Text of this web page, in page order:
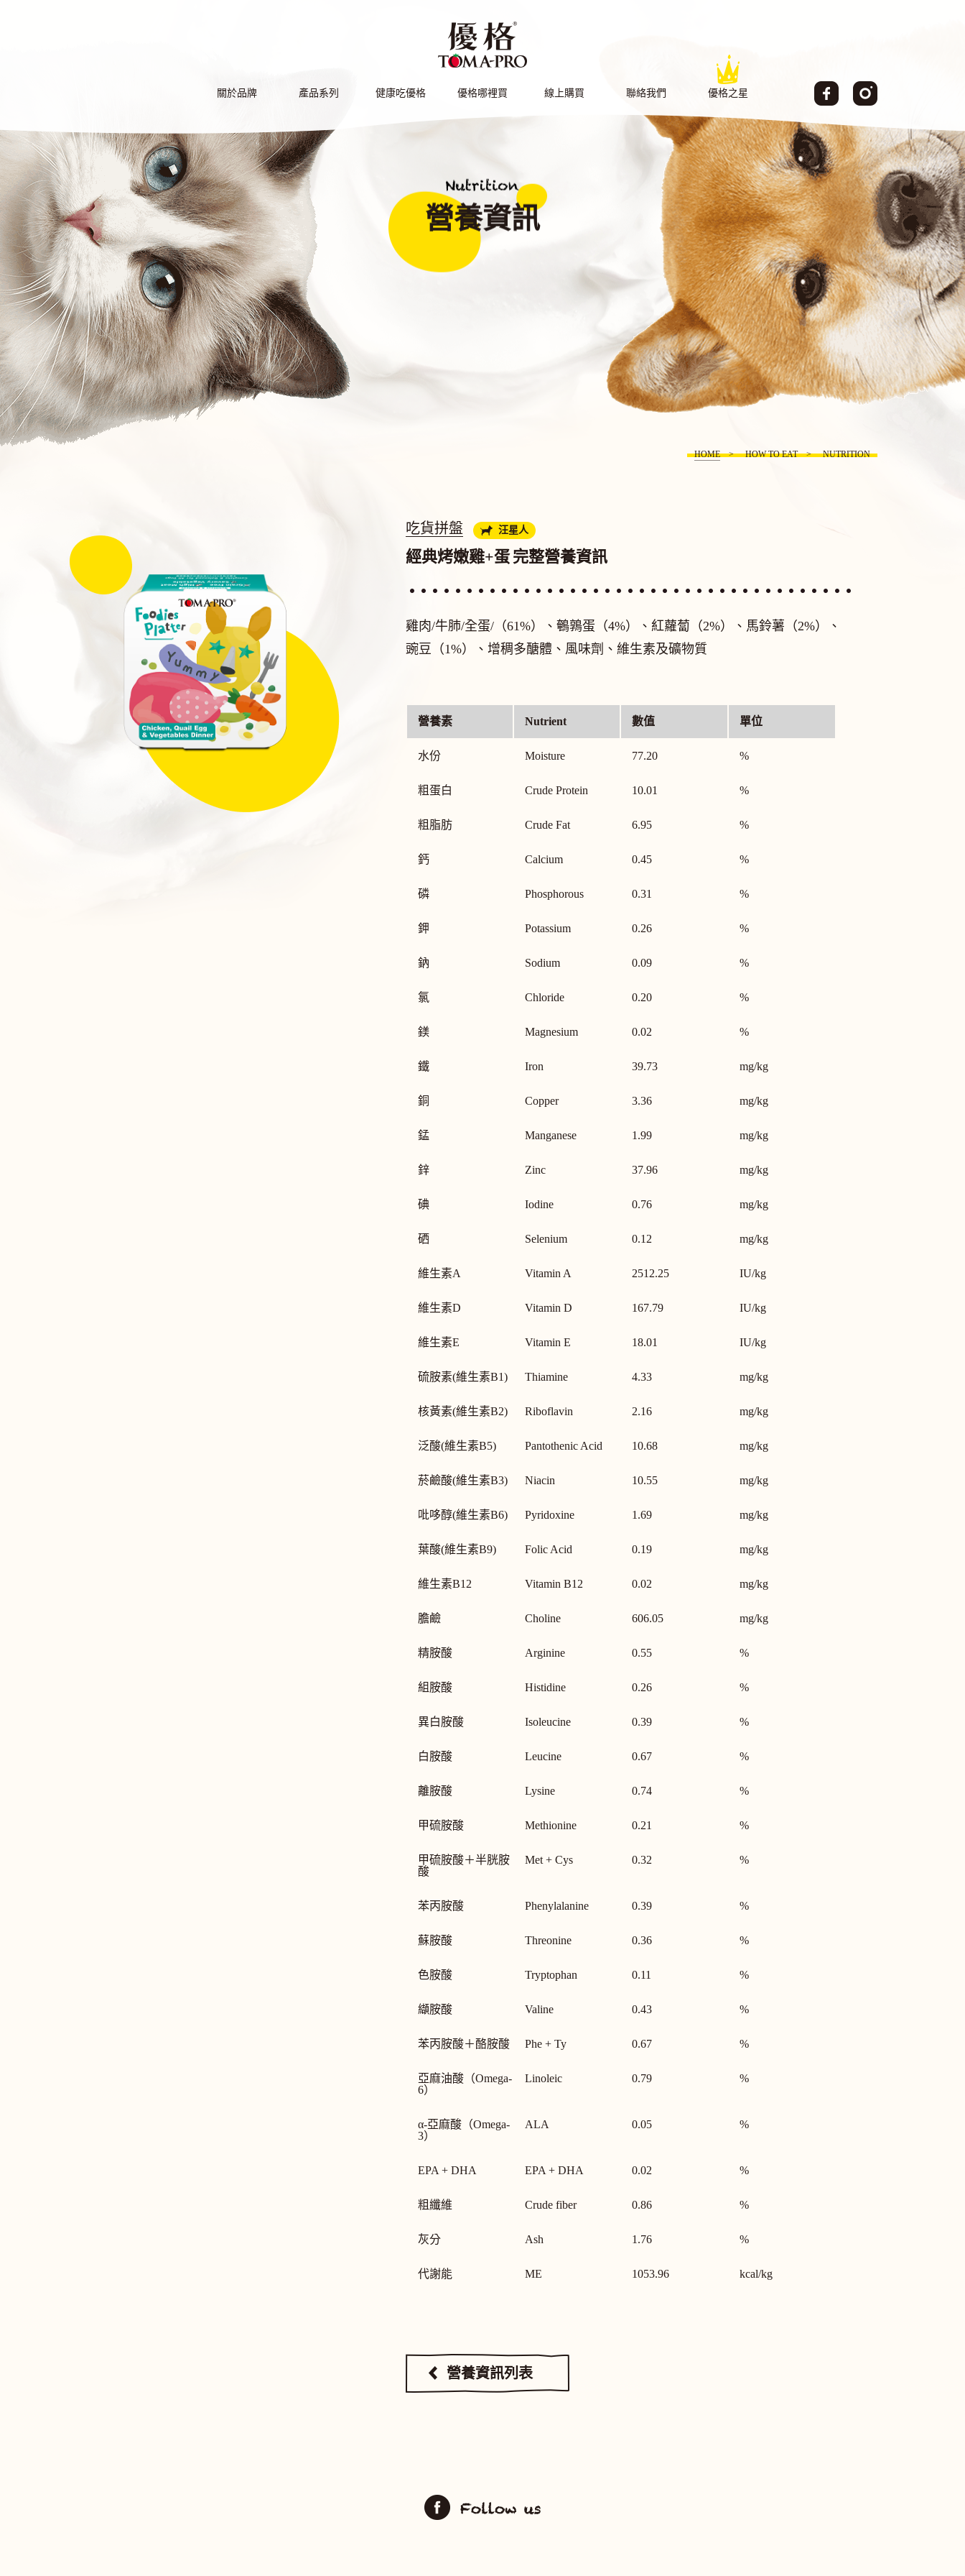
關於品牌
產品系列
健康吃優格
優格哪裡買
線上購買
聯絡我們
優格之星
Facebook IG
營養資訊
HOME HOW TO EAT NUTRITION
吃貨拼盤 汪星人
經典烤嫩雞+蛋 完整營養資訊
雞肉/牛肺/全蛋/（61%）、鵪鶉蛋（4%）、紅蘿蔔（2%）、馬鈴薯（2%）、
豌豆（1%）、增稠多醣體、風味劑、維生素及礦物質
營養素 Nutrient 數值 單位
水份 Moisture 77.20 %
粗蛋白 Crude Protein 10.01 %
粗脂肪 Crude Fat 6.95 %
鈣 Calcium 0.45 %
磷 Phosphorous 0.31 %
鉀 Potassium 0.26 %
鈉 Sodium 0.09 %
氯 Chloride 0.20 %
鎂 Magnesium 0.02 %
鐵 Iron 39.73 mg/kg
銅 Copper 3.36 mg/kg
錳 Manganese 1.99 mg/kg
鋅 Zinc 37.96 mg/kg
碘 Iodine 0.76 mg/kg
硒 Selenium 0.12 mg/kg
維生素A Vitamin A 2512.25 IU/kg
維生素D Vitamin D 167.79 IU/kg
維生素E Vitamin E 18.01 IU/kg
硫胺素(維生素B1) Thiamine 4.33 mg/kg
核黃素(維生素B2) Riboflavin 2.16 mg/kg
泛酸(維生素B5) Pantothenic Acid 10.68 mg/kg
菸鹼酸(維生素B3) Niacin 10.55 mg/kg
吡哆醇(維生素B6) Pyridoxine 1.69 mg/kg
葉酸(維生素B9) Folic Acid 0.19 mg/kg
維生素B12 Vitamin B12 0.02 mg/kg
膽鹼 Choline 606.05 mg/kg
精胺酸 Arginine 0.55 %
組胺酸 Histidine 0.26 %
異白胺酸 Isoleucine 0.39 %
白胺酸 Leucine 0.67 %
離胺酸 Lysine 0.74 %
甲硫胺酸 Methionine 0.21 %
甲硫胺酸＋半胱胺
酸
Met + Cys 0.32 %
苯丙胺酸 Phenylalanine 0.39 %
蘇胺酸 Threonine 0.36 %
色胺酸 Tryptophan 0.11 %
纈胺酸 Valine 0.43 %
苯丙胺酸＋酪胺酸 Phe + Ty 0.67 %
亞麻油酸（Omega-
6）
Linoleic 0.79 %
α-亞麻酸（Omega-
3）
ALA 0.05 %
EPA + DHA EPA + DHA 0.02 %
粗纖維 Crude fiber 0.86 %
灰分 Ash 1.76 %
代謝能 ME 1053.96 kcal/kg
營養資訊列表